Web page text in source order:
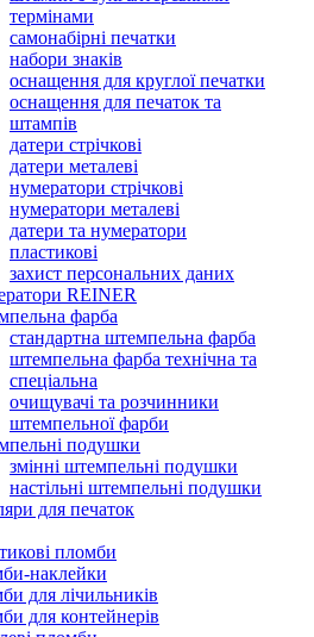
термінами
самонабірні печатки
набори знаків
оснащення для круглої печатки
оснащення для печаток та
штампів
датери стрічкові
датери металеві
нумератори стрічкові
нумератори металеві
датери та нумератори
пластикові
захист персональних даних
REINER
фарба
стандартна штемпельна фарба
штемпельна фарба технічна та
спеціальна
очищувачі та розчинники
штемпельної фарби
подушки
змінні штемпельні подушки
настільні штемпельні подушки
для печаток
пломби
наклейки
для лічильників
для контейнерів